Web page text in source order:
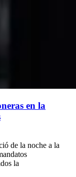
en la
de la noche a la
la